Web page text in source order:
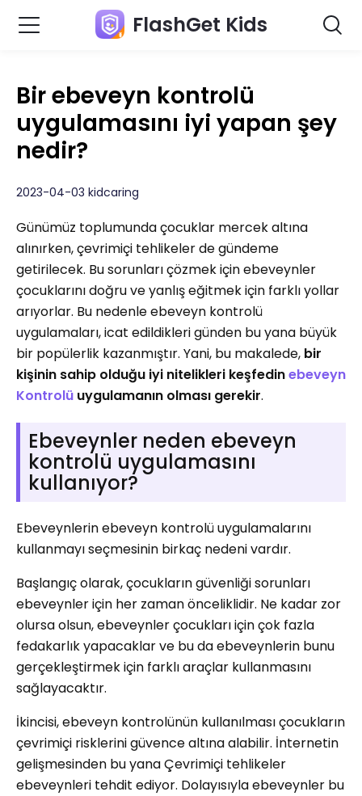
FlashGet Kids
Bir ebeveyn kontrolü
uygulamasını iyi yapan şey
nedir?
2023-04-03 kidcaring
Günümüz toplumunda çocuklar mercek altına
alınırken, çevrimiçi tehlikeler de gündeme
getirilecek. Bu sorunları çözmek için ebeveynler
çocuklarını doğru ve yanlış eğitmek için farklı yollar
arıyorlar. Bu nedenle ebeveyn kontrolü
uygulamaları, icat edildikleri günden bu yana büyük
bir popülerlik kazanmıştır. Yani, bu makalede, bir
kişinin sahip olduğu iyi nitelikleri keşfedinebeveyn
Kontrolü uygulamanın olması gerekir.
Ebeveynler neden ebeveyn
kontrolü uygulamasını
kullanıyor?
Ebeveynlerin ebeveyn kontrolü uygulamalarını
kullanmayı seçmesinin birkaç nedeni vardır.
Başlangıç ​​olarak, çocukların güvenliği sorunları
ebeveynler için her zaman önceliklidir. Ne kadar zor
olursa olsun, ebeveynler çocukları için çok fazla
fedakarlık yapacaklar ve bu da ebeveynlerin bunu
gerçekleştirmek için farklı araçlar kullanmasını
sağlayacaktır.
İkincisi, ebeveyn kontrolünün kullanılması çocukların
çevrimiçi risklerini güvence altına alabilir. İnternetin
gelişmesinden bu yana Çevrimiçi tehlikeler
ebeveynleri tehdit ediyor. Dolayısıyla ebeveynler bu